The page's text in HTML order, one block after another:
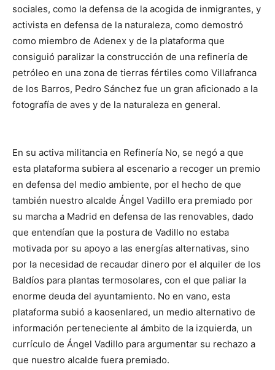
sociales, como la defensa de la acogida de inmigrantes, y
activista en defensa de la naturaleza, como demostró
como miembro de Adenex y de la plataforma que
consiguió paralizar la construcción de una refinería de
petróleo en una zona de tierras fértiles como Villafranca
de los Barros, Pedro Sánchez fue un gran aficionado a la
fotografía de aves y de la naturaleza en general.
En su activa militancia en Refinería No, se negó a que
esta plataforma subiera al escenario a recoger un premio
en defensa del medio ambiente, por el hecho de que
también nuestro alcalde Ángel Vadillo era premiado por
su marcha a Madrid en defensa de las renovables, dado
que entendían que la postura de Vadillo no estaba
motivada por su apoyo a las energías alternativas, sino
por la necesidad de recaudar dinero por el alquiler de los
Baldíos para plantas termosolares, con el que paliar la
enorme deuda del ayuntamiento. No en vano, esta
plataforma subió a kaosenlared, un medio alternativo de
información perteneciente al ámbito de la izquierda, un
currículo de Ángel Vadillo para argumentar su rechazo a
que nuestro alcalde fuera premiado.